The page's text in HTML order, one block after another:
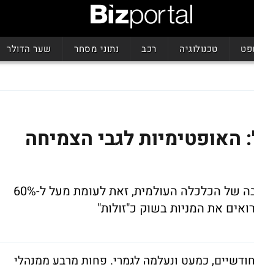
טכנולוגיה רכב נתוני מסחר שער הדולר
לגבי הצמיחה
פחות מרבע ממנהלי הקרנות צופים שיפור במצבה של הכלכלה העולמית, זאת לעומת מעל ל-60%
כמעט ונעלמה לגמרי. פחות מרבע ממנהלי